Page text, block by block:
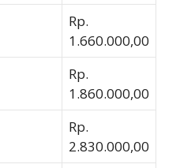
Rp.
1.660.000,00
Rp.
1.860.000,00
Rp.
2.830.000,00